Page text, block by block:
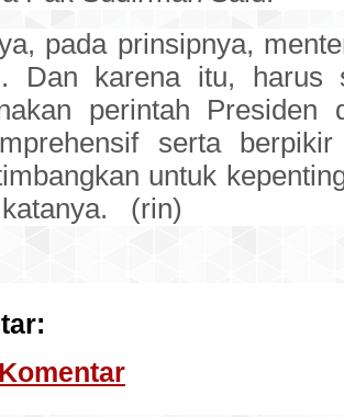
pada prinsipnya,
Dan karena itu, harus
perintah Presiden
serta
untuk
katanya. (rin)